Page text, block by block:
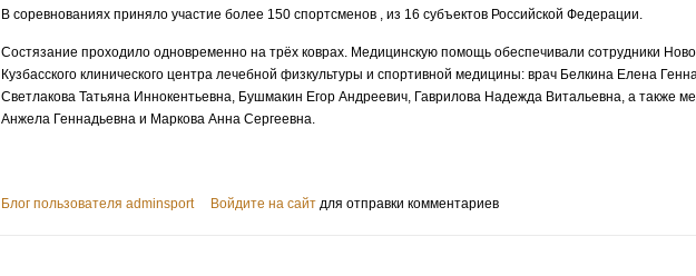
В соревнованиях приняло участие более 150 спортсменов , из 16 субъектов Российской Федерации.
Состязание проходило одновременно на трёх коврах. Медицинскую помощь обеспечивали сотрудники
Кузбасского клинического центра лечебной физкультуры и спортивной медицины: врач Белкина Елена
Светлакова Татьяна Иннокентьевна, Бушмакин Егор Андреевич, Гаврилова Надежда Витальевна, а также
Анжела Геннадьевна и Маркова Анна Сергеевна.
Блог пользователя adminsport Войдите на сайт для отправки комментариев